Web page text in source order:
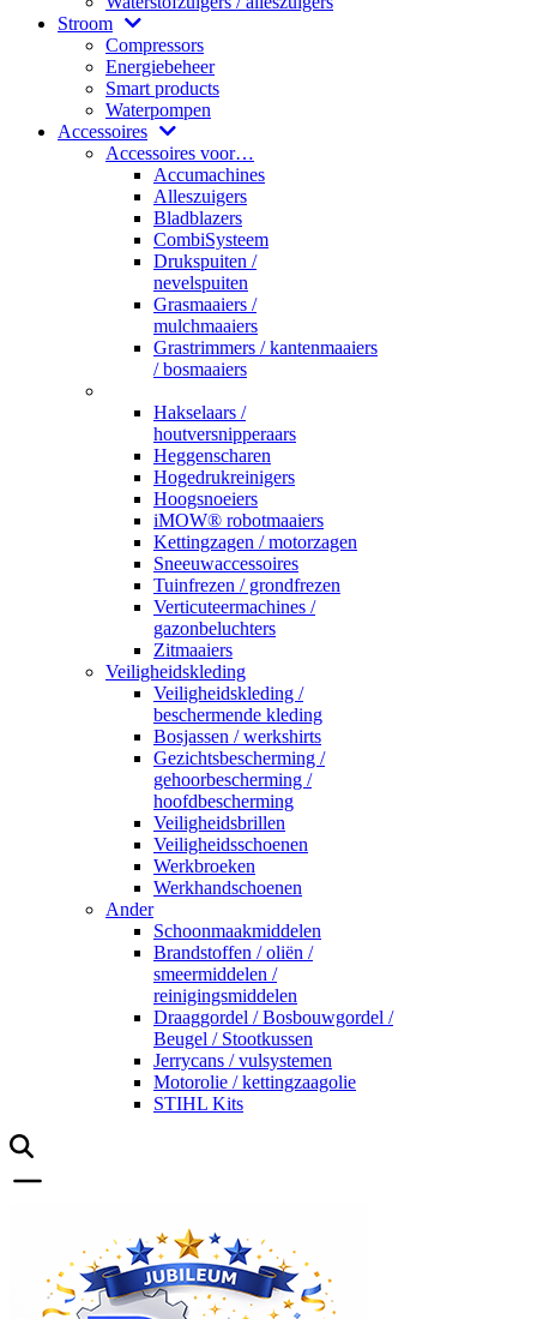
Stroom
Compressors
Energiebeheer
Smart products
Waterpompen
Accessoires
Accessoires voor…
Accumachines
Alleszuigers
Bladblazers
CombiSysteem
Drukspuiten /
nevelspuiten
Grasmaaiers /
mulchmaaiers
Grastrimmers / kantenmaaiers
/ bosmaaiers
Hakselaars /
houtversnipperaars
Heggenscharen
Hogedrukreinigers
Hoogsnoeiers
iMOW® robotmaaiers
Kettingzagen / motorzagen
Sneeuwaccessoires
Tuinfrezen / grondfrezen
Verticuteermachines /
gazonbeluchters
Zitmaaiers
Veiligheidskleding
Veiligheidskleding /
beschermende kleding
Bosjassen / werkshirts
Gezichtsbescherming /
gehoorbescherming /
hoofdbescherming
Veiligheidsbrillen
Veiligheidsschoenen
Werkbroeken
Werkhandschoenen
Ander
Schoonmaakmiddelen
Brandstoffen / oliën /
smeermiddelen /
reinigingsmiddelen
Draaggordel / Bosbouwgordel /
Beugel / Stootkussen
Jerrycans / vulsystemen
Motorolie / kettingzaagolie
STIHL Kits